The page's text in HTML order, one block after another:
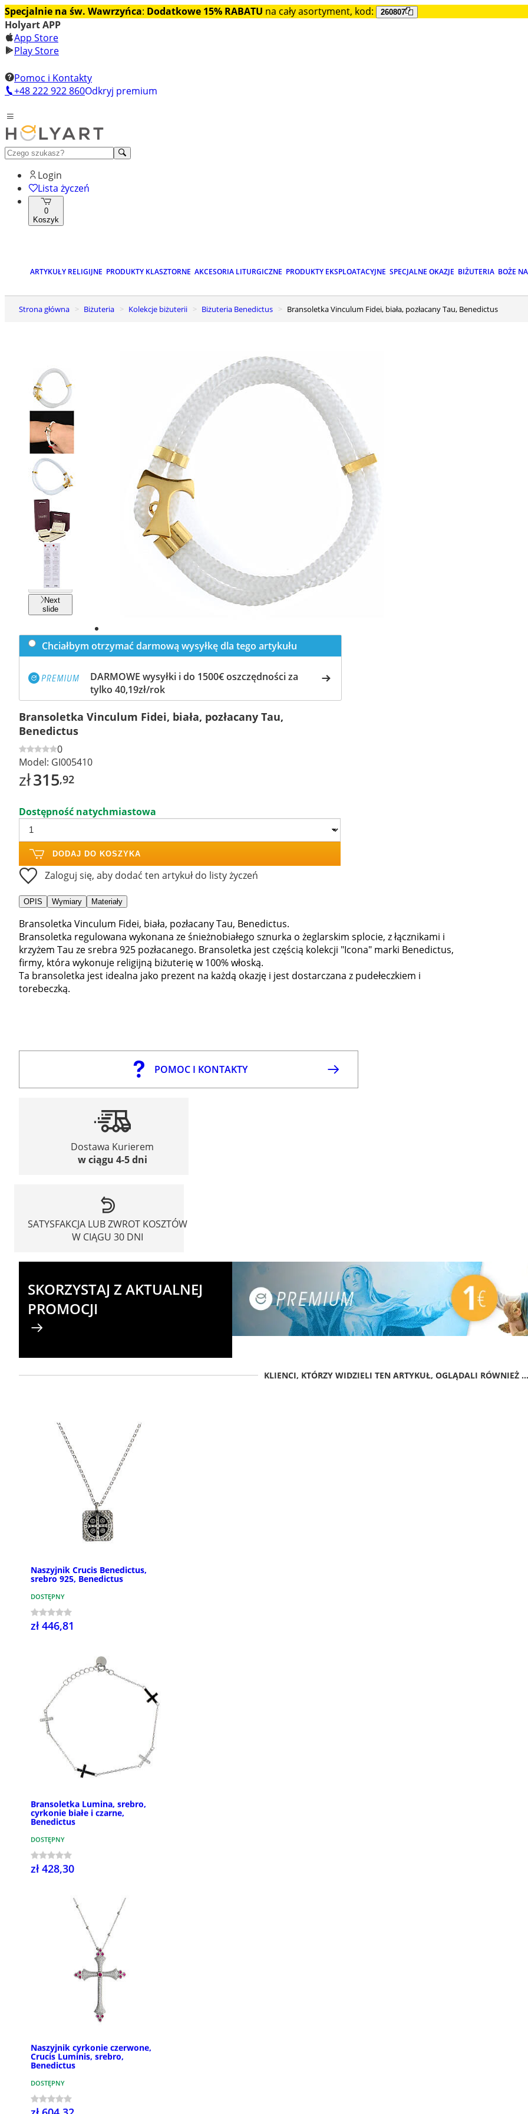
Specjalnie na św. Wawrzyńca: Dodatkowe 15% RABATU na cały asortyment, kod: 260807
Holyart APP
App Store
Play Store
Pomoc i Kontakty
+48 222 922 860Odkryj premium
Login
Lista życzeń
0
Koszyk
ARTYKUŁY RELIGIJNE PRODUKTY KLASZTORNE AKCESORIA LITURGICZNE PRODUKTY EKSPLOATACYJNE SPECJALNE OKAZJE BIŻUTERIA BOŻE
Strona główna Biżuteria Kolekcje biżuterii Biżuteria Benedictus Bransoletka Vinculum Fidei, biała, pozłacany Tau, Benedictus
Previous
slide
Next
slide
Chciałbym otrzymać darmową wysyłkę dla tego artykułu
DARMOWE wysyłki i do 1500€ oszczędności za
tylko 40,19zł/rok
Bransoletka Vinculum Fidei, biała, pozłacany Tau,
Benedictus
0
Model: GI005410
zł315,92
Dostępność natychmiastowa
DODAJ DO KOSZYKA
Zaloguj się, aby dodać ten artykuł do listy życzeń
OPIS Wymiary Materiały
Bransoletka Vinculum Fidei, biała, pozłacany Tau, Benedictus.
Bransoletka regulowana wykonana ze śnieżnobiałego sznurka o żeglarskim splocie, z łącznikami i
krzyżem Tau ze srebra 925 pozłacanego. Bransoletka jest częścią kolekcji "Icona" marki Benedictus,
firmy, która wykonuje religijną biżuterię w 100% włoską.
Ta bransoletka jest idealna jako prezent na każdą okazję i jest dostarczana z pudełeczkiem i
torebeczką.
POMOC I KONTAKTY
Dostawa Kurierem
w ciągu 4-5 dni
SATYSFAKCJA LUB ZWROT KOSZTÓW
W CIĄGU 30 DNI
SKORZYSTAJ Z AKTUALNEJ
PROMOCJI
KLIENCI, KTÓRZY WIDZIELI TEN ARTYKUŁ, OGLĄDALI RÓWNIEŻ ...
Naszyjnik Crucis Benedictus,
srebro 925, Benedictus
DOSTĘPNY
zł 446,81
Bransoletka Lumina, srebro,
cyrkonie białe i czarne,
Benedictus
DOSTĘPNY
zł 428,30
Naszyjnik cyrkonie czerwone,
Crucis Luminis, srebro,
Benedictus
DOSTĘPNY